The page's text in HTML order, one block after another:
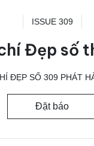
ISSUE 309
Đẹp số
ĐẸP SỐ 309 PHÁT
Đặt báo